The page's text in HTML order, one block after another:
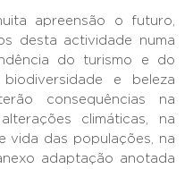
apreensão o futuro,
desta actividade numa
do turismo e do
e beleza
consequências na
climáticas, na
vida das populações, na
adaptação anotada